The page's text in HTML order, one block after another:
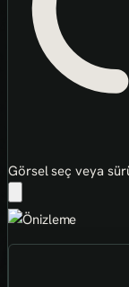
Görsel seç veya